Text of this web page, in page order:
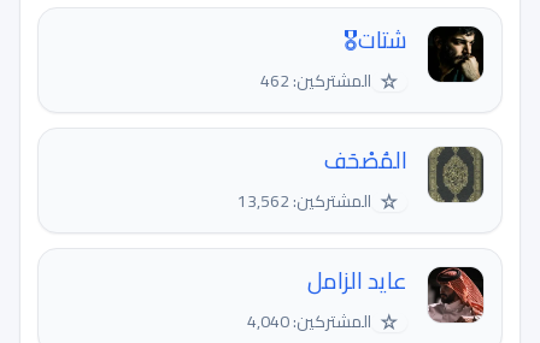
شتات🎖
☆ المشتركين: 462
المُصْحَف
☆ المشتركين: 13,562
عايد الزامل
☆ المشتركين: 4,040